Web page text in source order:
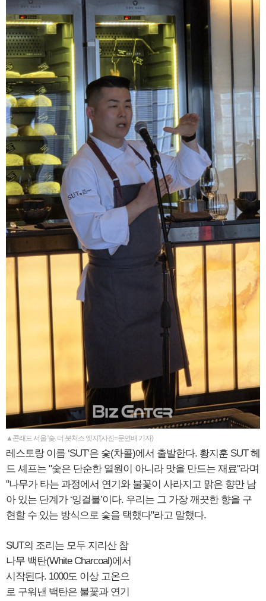
▲콘래드 서울 '숯. 더 붓처스 엣지'(사진=문연배 기자)
레스토랑 이름 ‘SUT’은 숯(차콜)에서 출발한다. 황지훈 SUT 헤
드 셰프는 "숯은 단순한 열원이 아니라 맛을 만드는 재료"라며
"나무가 타는 과정에서 연기와 불꽃이 사라지고 맑은 향만 남
아 있는 단계가 ‘잉걸불’이다. 우리는 그 가장 깨끗한 향을 구
현할 수 있는 방식으로 숯을 택했다"라고 말했다.
SUT의 조리는 모두 지리산 참
나무 백탄(White Charcoal)에서
시작된다. 1000도 이상 고온으
로 구워낸 백탄은 불꽃과 연기